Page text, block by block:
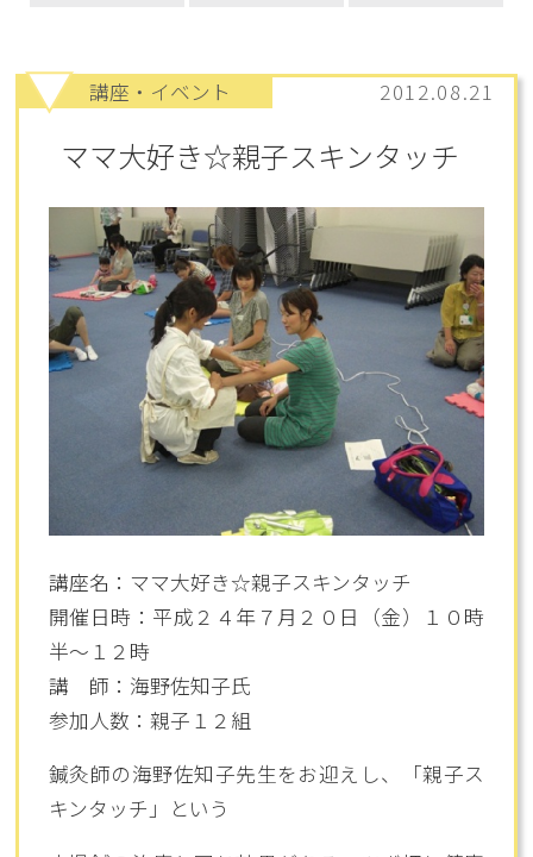
講座・イベント 2012.08.21
ママ大好き☆親子スキンタッチ
講座名：ママ大好き☆親子スキンタッチ
開催日時：平成２４年７月２０日（金）１０時
半～１２時
講 師：海野佐知子氏
参加人数：親子１２組
鍼灸師の海野佐知子先生をお迎えし、「親子ス
キンタッチ」という